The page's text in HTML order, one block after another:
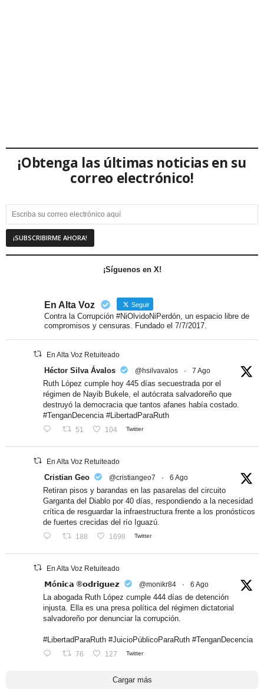
¡Obtenga las últimas noticias en su
correo electrónico!
¡Síguenos en X!
En Alta Voz Seguir
Contra la Corrupción #NiOlvidoNiPerdón, un espacio libre de
compromisos y censuras. Fundado el 7/7/2017.
En Alta Voz Retuiteado
Héctor Silva Ávalos @hsilvavalos · 7 Ago
Ruth López cumple hoy 445 días secuestrada por el
régimen de Nayib Bukele, el autócrata salvadoreño que
destruyó la democracia que tantos afanes había costado.
#TenganDecencia #LibertadParaRuth
51 104 Twitter
En Alta Voz Retuiteado
Cristian Geo @cristiangeo7 · 6 Ago
Retiran pisos y barandas en las pasarelas del circuito
Garganta del Diablo por 40 días, respondiendo a la necesidad
crítica de resguardar la infraestructura frente a los pronósticos
de fuertes crecidas del río Iguazú.
188 1698 Twitter
En Alta Voz Retuiteado
𝗠ó𝗻𝗶𝗰𝗮 ®𝗼𝗱𝗿𝗶𝗴𝘂𝗲𝘇 @monikr84 · 6 Ago
La abogada Ruth López cumple 444 días de detención
injusta. Ella es una presa política del régimen dictatorial
salvadoreño por denunciar la corrupción.
#LibertadParaRuth #JuicioPúblicoParaRuth #TenganDecencia
76 127 Twitter
Cargar más